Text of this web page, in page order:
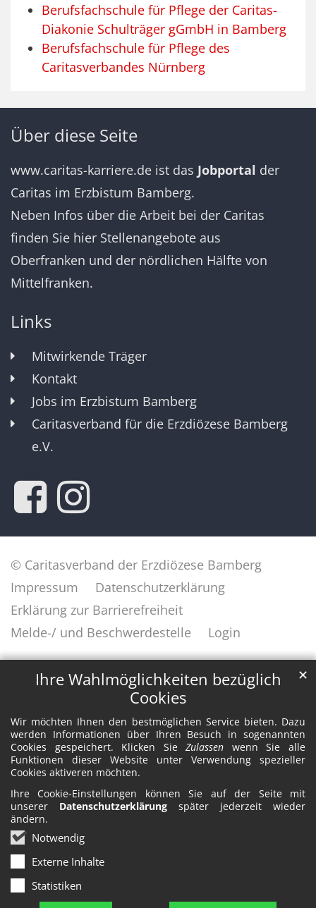
Ihre Wahlmöglichkeiten bezüglich
Cookies
Wir möchten Ihnen den bestmöglichen Service bieten. Dazu
werden Informationen über Ihren Besuch in sogenannten
Cookies gespeichert. Klicken SieZulassen wenn Sie alle
Funktionen dieser Website unter Verwendung spezieller
Cookies aktiveren möchten.
Ihre Cookie-Einstellungen können Sie auf der Seite mit
unserer Datenschutzerklärung später jederzeit wieder
ändern.
Notwendig
Externe Inhalte
Statistiken
✕
Berufsfachschule für Pflege der Caritas-
Diakonie Schulträger gGmbH in Bamberg
Berufsfachschule für Pflege des
Caritasverbandes Nürnberg
Über diese Seite
www.caritas-karriere.de ist das Jobportal der
Caritas im Erzbistum Bamberg.
Neben Infos über die Arbeit bei der Caritas
finden Sie hier Stellenangebote aus
Oberfranken und der nördlichen Hälfte von
Mittelfranken.
Links
Mitwirkende Träger
Kontakt
Jobs im Erzbistum Bamberg
Caritasverband für die Erzdiözese Bamberg
e.V.
© Caritasverband der Erzdiözese Bamberg
Impressum
Datenschutzerklärung
Erklärung zur Barrierefreiheit
Melde-/ und Beschwerdestelle
Login